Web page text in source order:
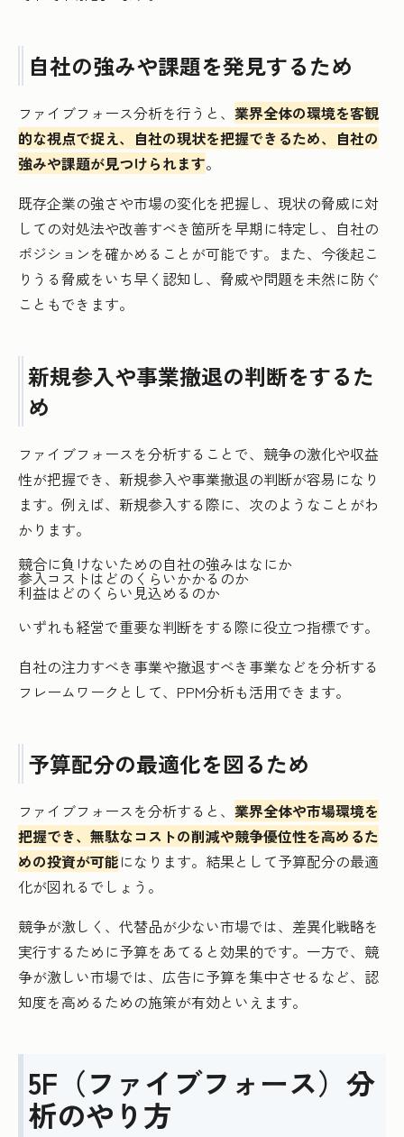
自社の強みや課題を発見するため
ファイブフォース分析を行うと、 業界全体の環境を客観
的な視点で捉え、自社の現状を把握できるため、自社の
強みや課題が見つけられます。
既存企業の強さや市場の変化を把握し、現状の脅威に対
しての対処法や改善すべき箇所を早期に特定し、自社の
ポジションを確かめることが可能です。また、今後起こ
りうる脅威をいち早く認知し、脅威や問題を未然に防ぐ
こともできます。
新規参入や事業撤退の判断をするた
め
ファイブフォースを分析することで、競争の激化や収益
性が把握でき、新規参入や事業撤退の判断が容易になり
ます。例えば、新規参入する際に、次のようなことがわ
かります。
競合に負けないための自社の強みはなにか
参入コストはどのくらいかかるのか
利益はどのくらい見込めるのか
いずれも経営で重要な判断をする際に役立つ指標です。
自社の注力すべき事業や撤退すべき事業などを分析する
フレームワークとして、PPM分析も活用できます。
予算配分の最適化を図るため
ファイブフォースを分析すると、 業界全体や市場環境を
把握でき、無駄なコストの削減や競争優位性を高めるた
めの投資が可能になります。結果として予算配分の最適
化が図れるでしょう。
競争が激しく、代替品が少ない市場では、差異化戦略を
実行するために予算をあてると効果的です。一方で、競
争が激しい市場では、広告に予算を集中させるなど、認
知度を高めるための施策が有効といえます。
5F（ファイブフォース）分
析のやり方